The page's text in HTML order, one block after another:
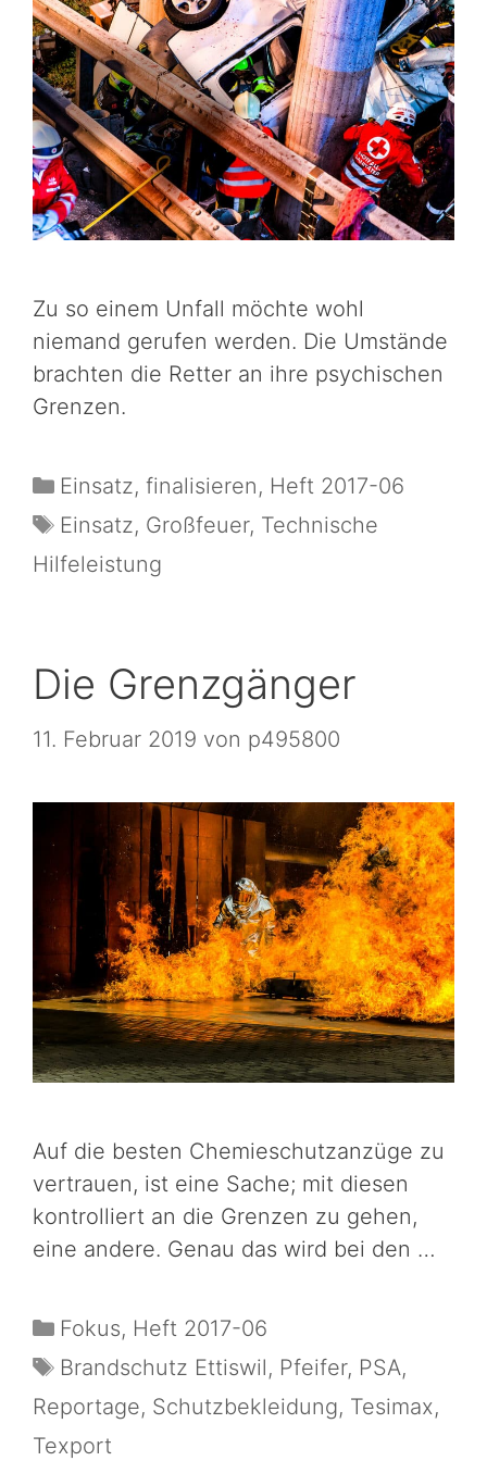
Zu so einem Unfall möchte wohl
niemand gerufen werden. Die Umstände
brachten die Retter an ihre psychischen
Grenzen.
Einsatz, finalisieren, Heft 2017-06
Einsatz, Großfeuer, Technische
Hilfeleistung
Die Grenzgänger
11. Februar 2019 von p495800
Auf die besten Chemieschutzanzüge zu
vertrauen, ist eine Sache; mit diesen
kontrolliert an die Grenzen zu gehen,
eine andere. Genau das wird bei den …
Fokus, Heft 2017-06
Brandschutz Ettiswil, Pfeifer, PSA,
Reportage, Schutzbekleidung, Tesimax,
Texport